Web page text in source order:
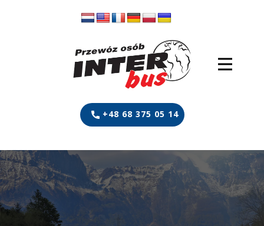
+48 68 375 05 14